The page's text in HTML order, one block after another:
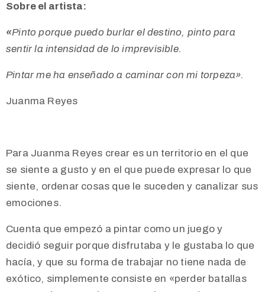
Sobre el artista:
«Pinto porque puedo burlar el destino, pinto para
sentir la intensidad de lo imprevisible.
Pintar me ha enseñado a caminar con mi torpeza».
Juanma Reyes
Para Juanma Reyes crear es un territorio en el que
se siente a gusto y en el que puede expresar lo que
siente, ordenar cosas que le suceden y canalizar sus
emociones.
Cuenta que empezó a pintar como un juego y
decidió seguir porque disfrutaba y le gustaba lo que
hacía, y que su forma de trabajar no tiene nada de
exótico, simplemente consiste en «perder batallas